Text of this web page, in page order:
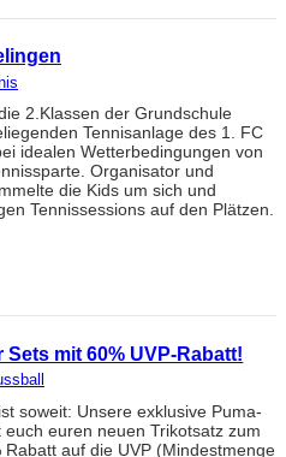
2.Klassen der Grundschule
Tennisanlage des 1. FC
idealen Wetterbedingungen von
Organisator und
die Kids um sich und
Tennissessions auf den Plätzen.
mit 60% UVP-Rabatt!
soweit: Unsere exklusive Puma-
euren neuen Trikotsatz zum
auf die UVP (Mindestmenge